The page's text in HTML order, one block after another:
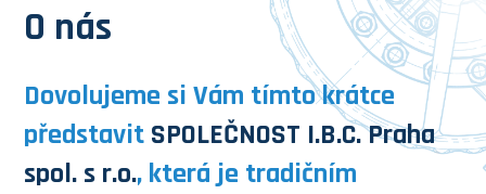
O nás
Dovolujeme si Vám tímto krátce
představit SPOLEČNOST I.B.C. Praha
spol. s r.o., která je tradičním